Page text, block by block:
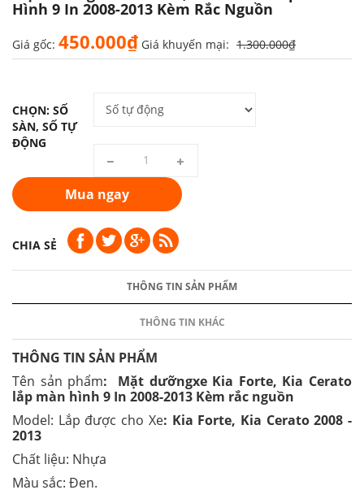
Hình 9 In 2008-2013 Kèm Rắc Nguồn
Giá gốc: 450.000₫ Giá khuyến mại: 1.300.000₫
CHỌN: SỐ
SÀN, SỐ TỰ
ĐỘNG
Mua ngay
CHIA SẺ
THÔNG TIN SẢN PHẨM
THÔNG TIN KHÁC
THÔNG TIN SẢN PHẨM
Tên sản phẩm: Mặt dưỡngxe Kia Forte, Kia Cerato
lắp màn hình 9 In 2008-2013 Kèm rắc nguồn
Model: Lắp được cho Xe: Kia Forte, Kia Cerato 2008 -
2013
Chất liệu: Nhựa
Màu sắc: Đen.